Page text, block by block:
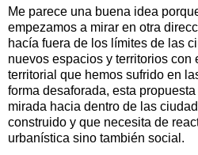
Me parece una buena idea
empezamos a mirar en otra
hacía fuera de los límites de las
nuevos espacios y territorios con
territorial que hemos sufrido en
forma desaforada, esta
mirada hacia dentro de las
construido y que necesita de
urbanística sino también social.